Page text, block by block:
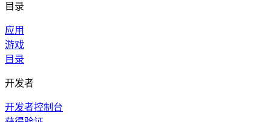
目录
应用
游戏
目录
开发者
开发者控制台